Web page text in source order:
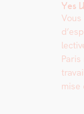
Yes
mise